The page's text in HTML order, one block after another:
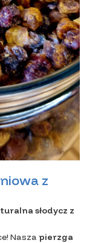
z
słodycz z
Nasza pierzga